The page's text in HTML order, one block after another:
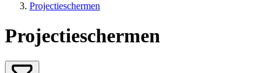
Projectieschermen
Projectieschermen